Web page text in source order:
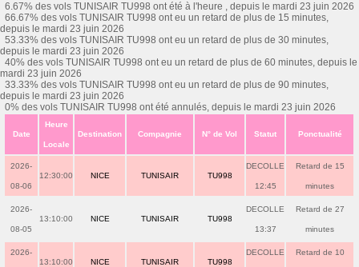
6.67% des vols TUNISAIR TU998 ont été à l'heure , depuis le mardi 23 juin 2026
66.67% des vols TUNISAIR TU998 ont eu un retard de plus de 15 minutes,
depuis le mardi 23 juin 2026
53.33% des vols TUNISAIR TU998 ont eu un retard de plus de 30 minutes,
depuis le mardi 23 juin 2026
40% des vols TUNISAIR TU998 ont eu un retard de plus de 60 minutes, depuis le
mardi 23 juin 2026
33.33% des vols TUNISAIR TU998 ont eu un retard de plus de 90 minutes,
depuis le mardi 23 juin 2026
0% des vols TUNISAIR TU998 ont été annulés, depuis le mardi 23 juin 2026
Date
Heure
Locale
Destination Compagnie N° de Vol Statut Ponctualité
2026-
08-06
12:30:00 NICE TUNISAIR TU998
DECOLLE
12:45
Retard de 15
minutes
2026-
08-05
13:10:00 NICE TUNISAIR TU998
DECOLLE
13:37
Retard de 27
minutes
2026-
13:10:00 NICE TUNISAIR TU998
DECOLLE Retard de 10